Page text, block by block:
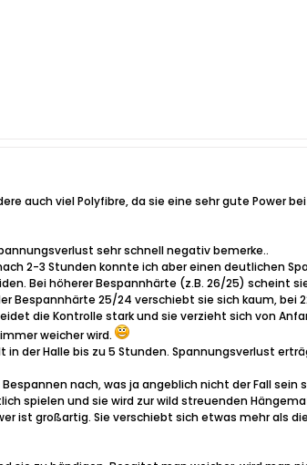
auch viel Polyfibre, da sie eine sehr gute Power
sehr schnell negativ bemerke..
2-3 Stunden konnte ich aber einen deutlichen
Bei höherer Bespannhärte (z.B. 26/25) scheint
Bespannhärte 25/24 verschiebt sie sich kaum, bei
die Kontrolle stark und sie verzieht sich von
weicher wird.
der Halle bis zu 5 Stunden. Spannungsverlust
nach, was ja angeblich nicht der Fall
spielen und sie wird zur wild streuenden
ist großartig. Sie verschiebt sich etwas mehr als